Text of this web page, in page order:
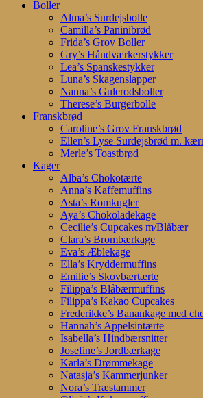
search
account
Menu
Boller
Alma’s Surdejsbolle
Camilla’s Paninibrød
Frida’s Grov Boller
Gry’s Håndværkerstykker
Lea’s Spanskestykker
Luna’s Skagenslapper
Nanna’s Gulerodsboller
Therese’s Burgerbolle
Franskbrød
Caroline’s Grov Franskbrød
Ellen’s Lyse Surdejsbrød m.
Merle’s Toastbrød
Kager
Alba’s Chokotærte
Anna’s Kaffemuffins
Asta’s Romkugler
Aya’s Chokoladekage
Cecilie’s Cupcakes m/Blåbær
Clara’s Brombærkage
Eva’s Æblekage
Ella’s Kryddermuffins
Emilie’s Skovbærtærte
Filippa’s Blåbærmuffins
Filippa’s Kakao Cupcakes
Frederikke’s Banankage med
Hannah’s Appelsintærte
Isabella’s Hindbærsnitter
Josefine’s Jordbærkage
Karla’s Drømmekage
Natasja’s Kammerjunker
Nora’s Træstammer